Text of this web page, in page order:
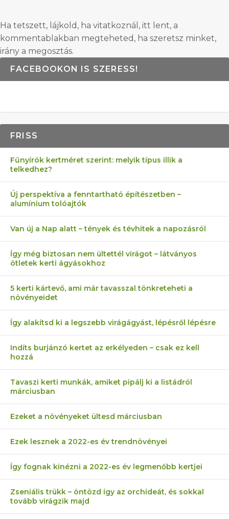
Ha tetszett, lájkold, ha vitatkoznál, itt lent, a
kommentablakban megteheted, ha szeretsz minket,
irány a megosztás.
FACEBOOKON IS SZERESS!
FRISS
Fűnyírók kertméret szerint: melyik típus illik a
telkedhez?
Új perspektíva a fenntartható építészetben –
alumínium tolóajtók
Van új a Nap alatt – tények és tévhitek a napozásról
Így még biztosan nem ültettél virágot – látványos
ötletek kerti ágyásokhoz
5 kerti kártevő, ami már tavasszal tönkreteheti a
növényeidet
Így alakítsd ki a legszebb virágágyást, lépésről lépésre
Indíts burjánzó kertet az erkélyeden – csak ez kell
hozzá
Tavaszi kerti munkák, amiket pipálj ki a listádról
márciusban
Ezeket a növényeket ültesd márciusban
Ezek lesznek a 2022-es év trendnövényei
Így fognak kinézni a 2022-es év legmenőbb kertjei
Zseniális trükk – öntözd így az orchideát, és sokkal
tovább virágzik majd